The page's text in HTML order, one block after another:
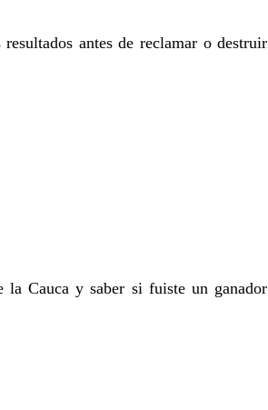
antes de reclamar o destruir
Cauca y saber si fuiste un ganador